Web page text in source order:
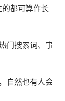
都可算作长
门搜索词、事
自然也有人会